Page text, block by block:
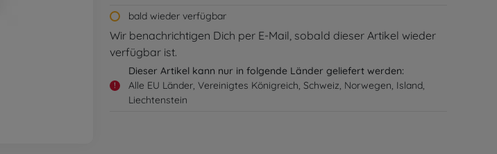
bald wieder verfügbar
Wir benachrichtigen Dich per E-Mail, sobald dieser Artikel wieder
verfügbar ist.
!
Dieser Artikel kann nur in folgende Länder geliefert werden:
Alle EU Länder, Vereinigtes Königreich, Schweiz, Norwegen, Island,
Liechtenstein